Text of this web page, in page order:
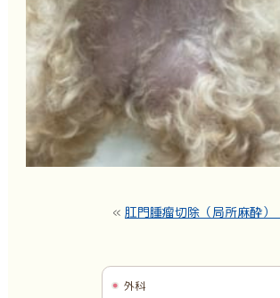
« 肛門腫瘤切除（局所麻酔）
外科